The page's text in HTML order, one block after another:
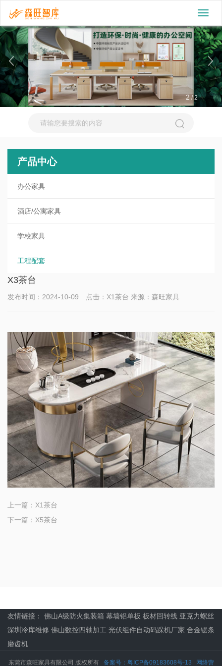
切
换
导
航
2 /2
产品中心
办公家具
酒店/公寓家具
学校家具
工程配套
X3茶台
发布时间：2024-10-09 点击：X1茶台 来源：森旺家具
上一篇： X1茶台
下一篇： X5茶台
友情链接： 佛山A级防火集装箱 幕墙铝单板 板材回转线 亚克力螺丝
深圳冷库维修 佛山数控四轴加工 光伏组件自动码跺机厂家 合金锯条
磨齿机
东莞市森旺家具有限公司 版权所有 备案号：粤ICP备09183608号-13 网络营